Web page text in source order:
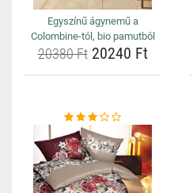
Egyszínű ágynemű a
Colombine-tól, bio pamutból
20380 Ft20240 Ft